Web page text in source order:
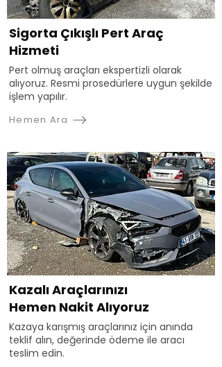
Sigorta Çıkışlı Pert Araç
Hizmeti
Pert olmuş araçları ekspertizli olarak
alıyoruz. Resmi prosedürlere uygun şekilde
işlem yapılır.
Hemen Ara
Kazalı Araçlarınızı
Hemen Nakit Alıyoruz
Kazaya karışmış araçlarınız için anında
teklif alın, değerinde ödeme ile aracı
teslim edin.